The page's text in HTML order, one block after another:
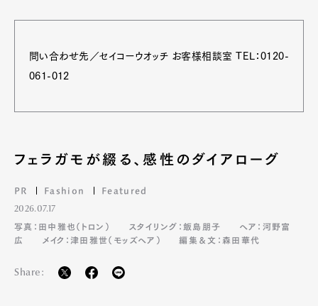
問い合わせ先／セイコーウオッチ お客様相談室 TEL：0120-
061-012
フェラガモが綴る、感性のダイアローグ
PR Fashion Featured
2026.07.17
写真：田中雅也（トロン）
スタイリング：飯島朋子
ヘア：河野富
広
メイク：津田雅世（モッズヘア） 編集＆文：森田華代
Share: